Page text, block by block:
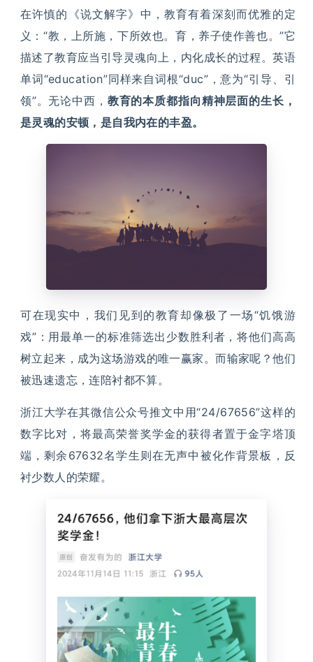
在许慎的《说文解字》中，教育有着深刻而优雅的定
义：“教，上所施，下所效也。育，养子使作善也。”它
描述了教育应当引导灵魂向上，内化成长的过程。英语
单词“education”同样来自词根“duc”，意为“引导、引
领”。无论中西， 教育的本质都指向精神层面的生长，
是灵魂的安顿，是自我内在的丰盈。
可在现实中，我们见到的教育却像极了一场“饥饿游
戏”：用最单一的标准筛选出少数胜利者，将他们高高
树立起来，成为这场游戏的唯一赢家。而输家呢？他们
被迅速遗忘，连陪衬都不算。
浙江大学在其微信公众号推文中用“24/67656”这样的
数字比对，将最高荣誉奖学金的获得者置于金字塔顶
端，剩余67632名学生则在无声中被化作背景板，反
衬少数人的荣耀。